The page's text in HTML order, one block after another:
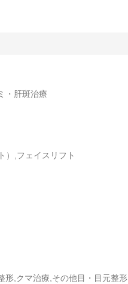
・肝斑治療
）,フェイスリフト
形,クマ治療,その他目・目元整形